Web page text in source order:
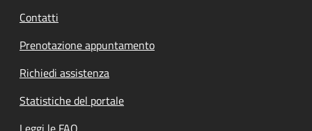
Contatti
Prenotazione appuntamento
Richiedi assistenza
Statistiche del portale